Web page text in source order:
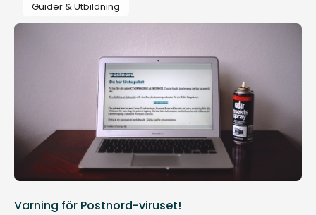
Guider & Utbildning
Varning för Postnord-viruset!